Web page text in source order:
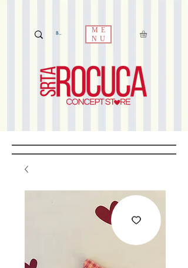
ME
NU